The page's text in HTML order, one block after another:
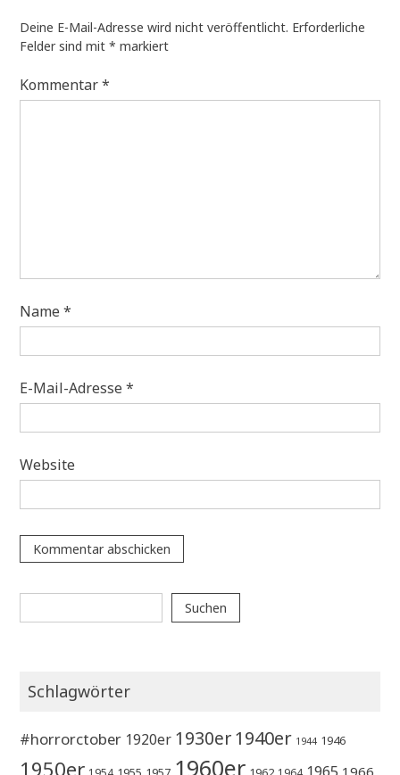
Deine E-Mail-Adresse wird nicht veröffentlicht. Erforderliche
Felder sind mit* markiert
Kommentar*
Name*
E-Mail-Adresse*
Website
Suchen
Suchen
Schlagwörter
#horrorctober 1920er 1930er1940er 1944 1946
1950er 1960er 1965 1966